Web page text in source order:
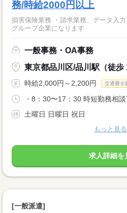
務/時給2000円以上
損害保険業務 ・請求業務、データ入
グループ企業になります
一般事務・OA事務
東京都品川区/品川駅（徒歩
時給2,000円～2,200円 交通費全
・8：30〜17：30 時短勤務相
土曜日 日曜日 祝日
もっと見る
求人詳細を
[一般派遣]